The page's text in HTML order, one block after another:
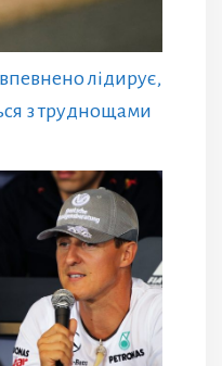
лідирує,
з труднощами